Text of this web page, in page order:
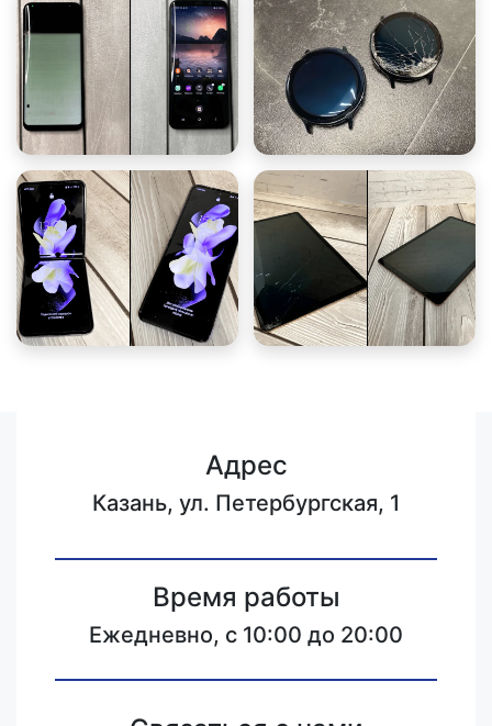
Адрес
Казань, ул. Петербургская, 1
Время работы
Ежедневно, с 10:00 до 20:00